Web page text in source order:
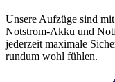
Unsere Aufzüge sind
Notstrom-Akku und
jederzeit maximale
rundum wohl fühlen.